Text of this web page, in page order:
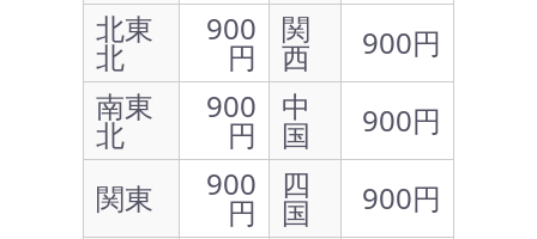
北東
北
900
円
関
西
900円
南東
北
900
円
中
国
900円
関東
900
円
四
国
900円